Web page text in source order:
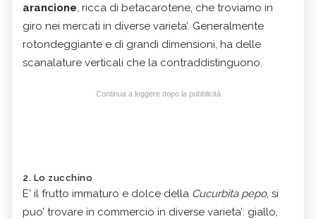
arancione, ricca di betacarotene, che troviamo in
giro nei mercati in diverse varieta’. Generalmente
rotondeggiante e di grandi dimensioni, ha delle
scanalature verticali che la contraddistinguono.
Continua a leggere dopo la pubblicità
2. Lo zucchino
E' il frutto immaturo e dolce della Cucurbita pepo, si
puo’ trovare in commercio in diverse varieta’: giallo,